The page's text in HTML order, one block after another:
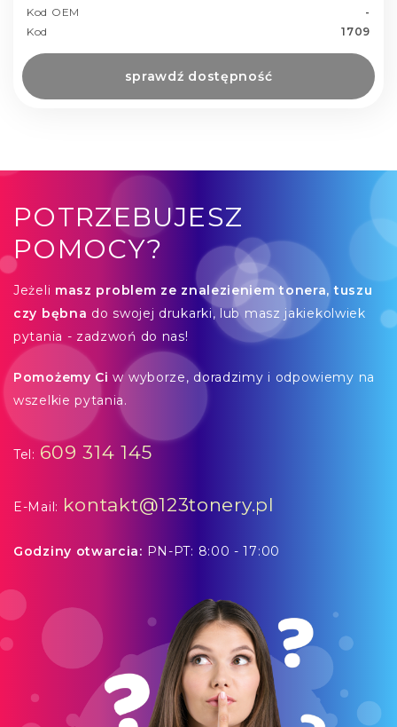
Kod OEM
-
Kod
1709
sprawdź dostępność
POTRZEBUJESZ
POMOCY?
Jeżeli masz problem ze znalezieniem tonera, tuszu
czy bębna do swojej drukarki, lub masz jakiekolwiek
pytania - zadzwoń do nas!
Pomożemy Ci w wyborze, doradzimy i odpowiemy na
wszelkie pytania.
Tel: 609 314 145
E-Mail: kontakt@123tonery.pl
Godziny otwarcia: PN-PT: 8:00 - 17:00